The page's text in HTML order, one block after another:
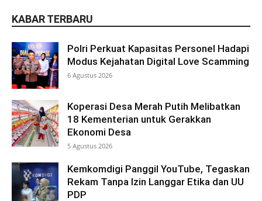
KABAR TERBARU
Polri Perkuat Kapasitas Personel Hadapi
Modus Kejahatan Digital Love Scamming
6 Agustus 2026
Koperasi Desa Merah Putih Melibatkan
18 Kementerian untuk Gerakkan
Ekonomi Desa
5 Agustus 2026
Kemkomdigi Panggil YouTube, Tegaskan
Rekam Tanpa Izin Langgar Etika dan UU
PDP